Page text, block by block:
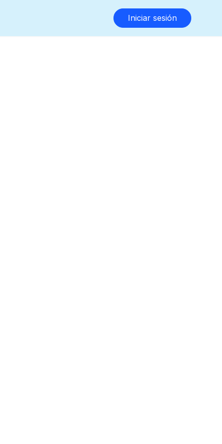
Iniciar sesión